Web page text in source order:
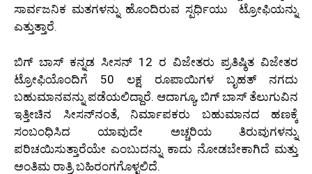
ಸಾರ್ವಜನಿಕ ಮತಗಳನ್ನು ಹೊಂದಿರುವ ಸ್ಪರ್ಧಿಯು ಟ್ರೋಫಿಯನ್ನು
ಎತ್ತುತ್ತಾರೆ.
ಬಿಗ್ ಬಾಸ್ ಕನ್ನಡ ಸೀಸನ್ 12 ರ ವಿಜೇತರು ಪ್ರತಿಷ್ಠಿತ ವಿಜೇತರ
ಟ್ರೋಫಿಯೊಂದಿಗೆ 50 ಲಕ್ಷ ರೂಪಾಯಿಗಳ ಬೃಹತ್ ನಗದು
ಬಹುಮಾನವನ್ನು ಪಡೆಯಲಿದ್ದಾರೆ. ಆದಾಗ್ಯೂ, ಬಿಗ್ ಬಾಸ್ ತೆಲುಗುವಿನ
ಇತ್ತೀಚಿನ ಸೀಸನ್‌ನಂತೆ, ನಿರ್ಮಾಪಕರು ಬಹುಮಾನದ ಹಣಕ್ಕೆ
ಸಂಬಂಧಿಸಿದ ಯಾವುದೇ ಅಚ್ಚರಿಯ ತಿರುವುಗಳನ್ನು
ಪರಿಚಯಿಸುತ್ತಾರೆಯೇ ಎಂಬುದನ್ನು ಕಾದು ನೋಡಬೇಕಾಗಿದೆ ಮತ್ತು
ಅಂತಿಮ ರಾತ್ರಿ ಬಹಿರಂಗಗೊಳ್ಳಲಿದೆ.